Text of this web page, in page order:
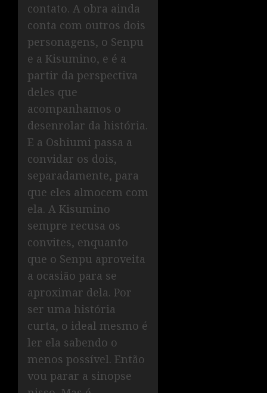
contato. A obra ainda
conta com outros dois
personagens, o Senpu
e a Kisumino, e é a
partir da perspectiva
deles que
acompanhamos o
desenrolar da história.
E a Oshiumi passa a
convidar os dois,
separadamente, para
que eles almocem com
ela. A Kisumino
sempre recusa os
convites, enquanto
que o Senpu aproveita
a ocasião para se
aproximar dela. Por
ser uma história
curta, o ideal mesmo é
ler ela sabendo o
menos possível. Então
vou parar a sinopse